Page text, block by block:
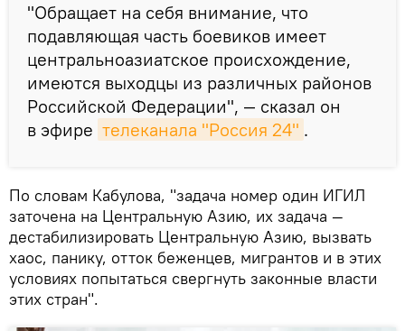
"Обращает на себя внимание, что
подавляющая часть боевиков имеет
центральноазиатское происхождение,
имеются выходцы из различных районов
Российской Федерации", — сказал он
в эфире телеканала "Россия 24" .
По словам Кабулова, "задача номер один ИГИЛ
заточена на Центральную Азию, их задача —
дестабилизировать Центральную Азию, вызвать
хаос, панику, отток беженцев, мигрантов и в этих
условиях попытаться свергнуть законные власти
этих стран".